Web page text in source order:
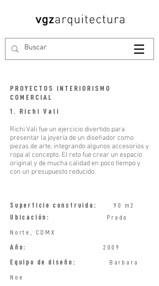
PROYECTOS INTERIORISMO
COMERCIAL
1. Richi Vali
Richi Vali fue un ejercicio divertido para
presentar la joyería de un diseñador como
piezas de arte, integrando algunos accesorios y
ropa al concepto. El reto fue crear un espacio
original y de mucha calidad en poco tiempo y
con un presupuesto reducido.
Superficie construida: 90 m2
Ubicación: Prado
Norte, CDMX
Año: 2009
Equipo de diseño: Barbara
Noe